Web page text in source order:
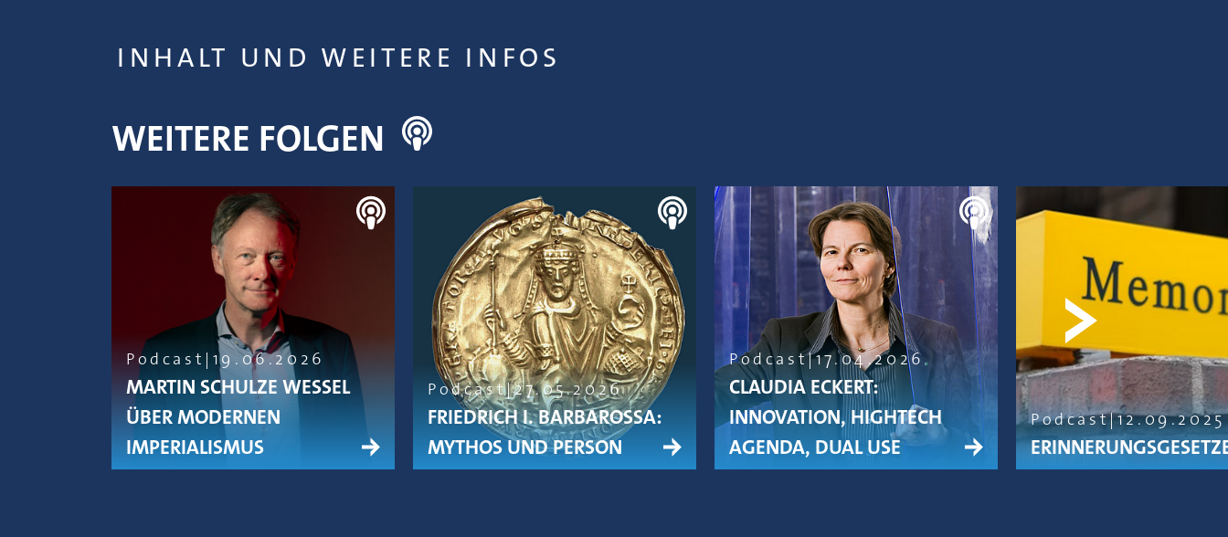
INHALT UND WEITERE INFOS
WEITERE FOLGEN
Podcast 19.06.2026
MARTIN SCHULZE WESSEL
ÜBER MODERNEN
IMPERIALISMUS
Podcast 27.05.2026
FRIEDRICH I. BARBAROSSA:
MYTHOS UND PERSON
Podcast 17.04.2026
CLAUDIA ECKERT:
INNOVATION, HIGHTECH
AGENDA, DUAL USE
Podcast 12.09.2025